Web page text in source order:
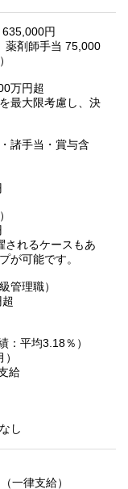
円
薬剤師手当 75,000
万円超
最大限考慮し、決
諸手当・賞与含
れるケースもあ
が可能です。
管理職）
：平均3.18％）
給
し
一律支給）